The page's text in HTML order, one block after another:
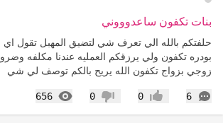
بنات تكفون ساعدوووني
حلفتكم بالله الي تعرف شي لتضيق المهبل تقول
بودره تكفون ولي يرزقكم العمليه عندنا مكلفه
زوجي بزواج تكفون الله يريح بالكم توصف لي شي
6
التعليقات إعجاب0 عدم إعجاب
0
656
المشاهدات